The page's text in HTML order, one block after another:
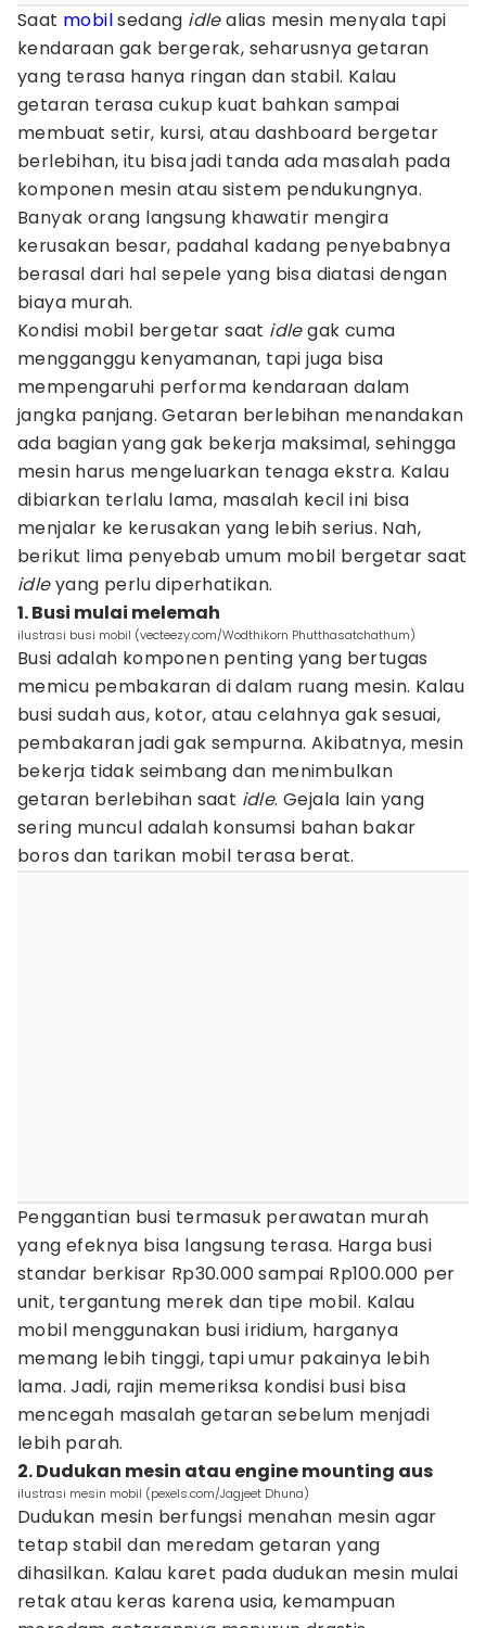
Saat mobilsedang idlealias mesin menyala tapi
kendaraan gak bergerak, seharusnya getaran
yang terasa hanya ringan dan stabil. Kalau
getaran terasa cukup kuat bahkan sampai
membuat setir, kursi, atau dashboard bergetar
berlebihan, itu bisa jadi tanda ada masalah pada
komponen mesin atau sistem pendukungnya.
Banyak orang langsung khawatir mengira
kerusakan besar, padahal kadang penyebabnya
berasal dari hal sepele yang bisa diatasi dengan
biaya murah.
Kondisi mobil bergetar saat idlegak cuma
mengganggu kenyamanan, tapi juga bisa
mempengaruhi performa kendaraan dalam
jangka panjang. Getaran berlebihan menandakan
ada bagian yang gak bekerja maksimal, sehingga
mesin harus mengeluarkan tenaga ekstra. Kalau
dibiarkan terlalu lama, masalah kecil ini bisa
menjalar ke kerusakan yang lebih serius. Nah,
berikut lima penyebab umum mobil bergetar saat
idleyang perlu diperhatikan.
1. Busi mulai melemah
ilustrasi busi mobil (vecteezy.com/Wodthikorn Phutthasatchathum)
Busi adalah komponen penting yang bertugas
memicu pembakaran di dalam ruang mesin. Kalau
busi sudah aus, kotor, atau celahnya gak sesuai,
pembakaran jadi gak sempurna. Akibatnya, mesin
bekerja tidak seimbang dan menimbulkan
getaran berlebihan saat idle. Gejala lain yang
sering muncul adalah konsumsi bahan bakar
boros dan tarikan mobil terasa berat.
Penggantian busi termasuk perawatan murah
yang efeknya bisa langsung terasa. Harga busi
standar berkisar Rp30.000 sampai Rp100.000 per
unit, tergantung merek dan tipe mobil. Kalau
mobil menggunakan busi iridium, harganya
memang lebih tinggi, tapi umur pakainya lebih
lama. Jadi, rajin memeriksa kondisi busi bisa
mencegah masalah getaran sebelum menjadi
lebih parah.
2. Dudukan mesin atau engine mounting aus
ilustrasi mesin mobil (pexels.com/Jagjeet Dhuna)
Dudukan mesin berfungsi menahan mesin agar
tetap stabil dan meredam getaran yang
dihasilkan. Kalau karet pada dudukan mesin mulai
retak atau keras karena usia, kemampuan